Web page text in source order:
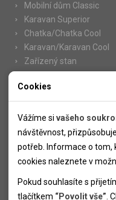
Mobilní dům Classic
Karavan Superior
Chatka/Chatka Cool
Karavan/Karavan Cool
Zařízený stan
Informace
Novinky
Kolektivy
SUPER FIRST MINUTE
Informace k letním
Informace o letecké
Cookies
Vážíme si vašeho
návštěvnost,
potřeb. Informace o tom,
cookies naleznete v
Pokud souhlasíte s
tlačítkem “Povolit vše” .
Nutné cookies pomáhají,
tak, že umožní základní
přístup k zabezpečeným
stránka nemůže správně
Analytické cookies